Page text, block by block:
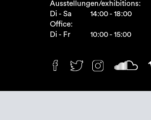
Ausstellungen/exhibitions:
Di - Sa
14:00 - 18:00
Office:
Di - Fr
10:00 - 15:00